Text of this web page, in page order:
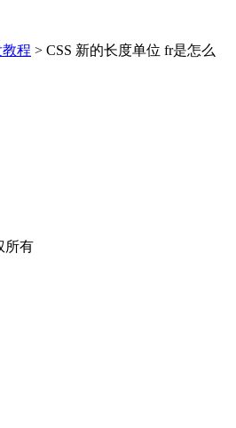
程 > CSS 新的长度单位 fr是怎么
所有